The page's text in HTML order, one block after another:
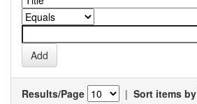
Results/Page | Sort items by